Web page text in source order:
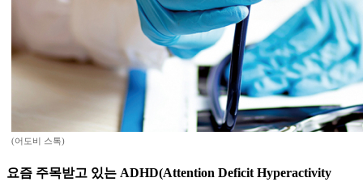
(어도비 스톡)
요즘 주목받고 있는 ADHD(Attention Deficit Hyperactivity